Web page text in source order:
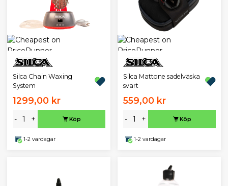
Silca Chain Waxing
System
1299,00 kr
- + Köp
1-2 vardagar
Silca Mattone sadelväska
svart
559,00 kr
- + Köp
1-2 vardagar